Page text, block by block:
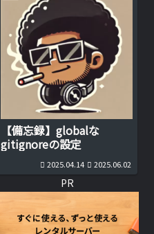
【備忘録】globalな
gitignoreの設定
2025.04.14 2025.06.02
PR